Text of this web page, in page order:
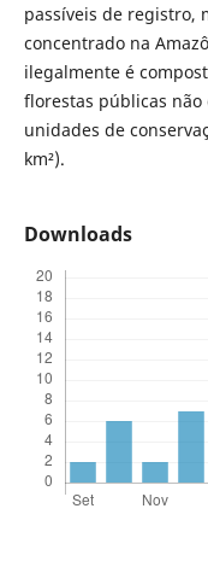
passíveis de registro,
concentrado na
ilegalmente é
florestas públicas não
unidades de
km²).
Downloads